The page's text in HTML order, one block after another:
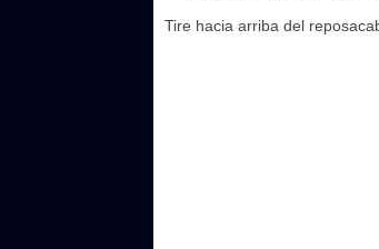
Tire hacia arriba del